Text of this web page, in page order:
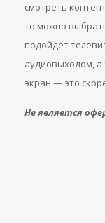
смотреть
то можно
подойдет
аудиовыходом, а
экран — это
Не является